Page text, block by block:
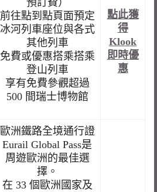
預訂費）
前往點到點頁面預定
冰河列車座位與各式
其他列車
免費或優惠搭乘搭乘
登山列車
享有免費參觀超過
500 間瑞士博物館
點此獲
得
Klook
即時優
惠
歐洲鐵路全境通行證
Eurail Global Pass是
周遊歐洲的最佳選
擇。
在 33 個歐洲國家及